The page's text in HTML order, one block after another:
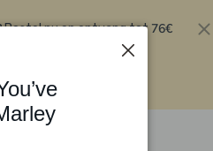
Bestel nu en ontvang tot 76€